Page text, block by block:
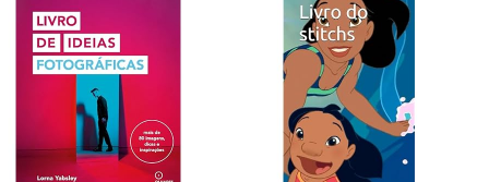
Páscoa, como ovos,
coelhinhos, flores e muito
mais!